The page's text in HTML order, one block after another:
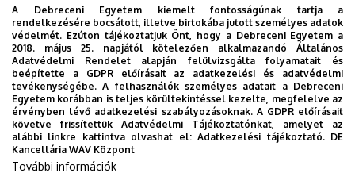
alábbi linken:
Az eseményről felvétel készül, melyet az előadás után a
A Debreceni Egyetem kiemelt fontosságúnak tartja a
rendelkezésére bocsátott, illetve birtokába jutott személyes adatok
védelmét. Ezúton tájékoztatjuk Önt, hogy a Debreceni Egyetem a
2018. május 25. napjától kötelezően alkalmazandó Általános
Adatvédelmi Rendelet alapján felülvizsgálta folyamatait és
beépítette a GDPR előírásait az adatkezelési és adatvédelmi
tevékenységébe. A felhasználók személyes adatait a Debreceni
Egyetem korábban is teljes körültekintéssel kezelte, megfelelve az
érvényben lévő adatkezelési szabályozásoknak. A GDPR előírásait
követve frissítettük Adatvédelmi Tájékoztatónkat, amelyet az
alábbi linkre kattintva olvashat el:Adatkezelési tájékoztató. DE
Kancellária WAV Központ
További információk